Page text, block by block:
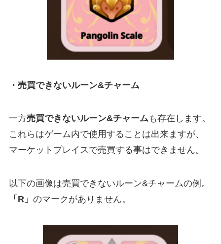
・売買できないルーン&チャーム
一方売買できないルーン&チャームも存在します。
これらはゲーム内で使用することは出来ますが、
マーケットプレイスで売買する事はできません。
以下の画像は売買できないルーン&チャームの例。
「R」 のマークがありません。